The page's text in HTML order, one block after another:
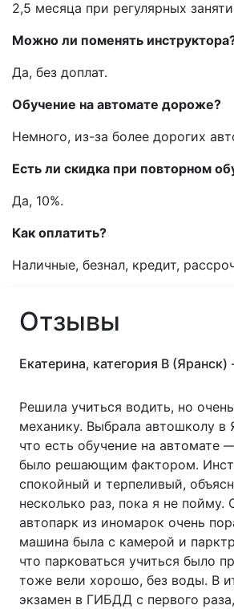
2,5 месяца при регулярных
Можно ли поменять
Да, без доплат.
Обучение на автомате дороже?
Немного, из-за более дорогих
Есть ли скидка при повторном
Да, 10%.
Как оплатить?
Наличные, безнал, кредит,
Отзывы
Екатерина, категория B (Яранск)
Решила учиться водить, но
механику. Выбрала автошколу в
что есть обучение на автомате
было решающим фактором.
спокойный и терпеливый,
несколько раз, пока я не пойму.
автопарк из иномарок очень
машина была с камерой и
что парковаться учиться было
тоже вели хорошо, без воды. В
экзамен в ГИБДД с первого